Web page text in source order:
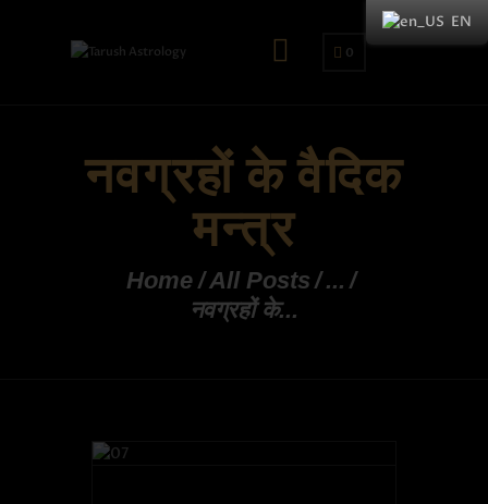
0
नवग्रहों के वैदिक
मन्त्र
Home All Posts
...
नवग्रहों के...
EN